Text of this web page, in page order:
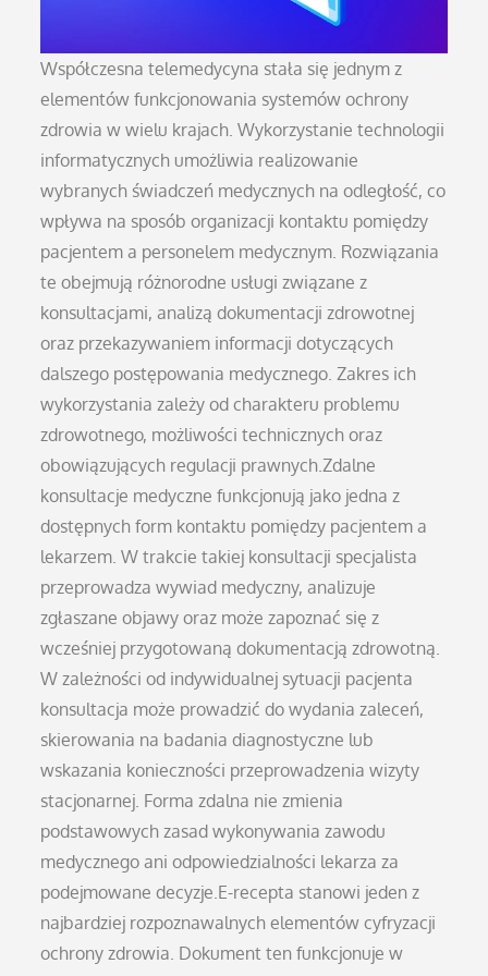
Współczesna telemedycyna stała się jednym z
elementów funkcjonowania systemów ochrony
zdrowia w wielu krajach. Wykorzystanie technologii
informatycznych umożliwia realizowanie
wybranych świadczeń medycznych na odległość, co
wpływa na sposób organizacji kontaktu pomiędzy
pacjentem a personelem medycznym. Rozwiązania
te obejmują różnorodne usługi związane z
konsultacjami, analizą dokumentacji zdrowotnej
oraz przekazywaniem informacji dotyczących
dalszego postępowania medycznego. Zakres ich
wykorzystania zależy od charakteru problemu
zdrowotnego, możliwości technicznych oraz
obowiązujących regulacji prawnych.Zdalne
konsultacje medyczne funkcjonują jako jedna z
dostępnych form kontaktu pomiędzy pacjentem a
lekarzem. W trakcie takiej konsultacji specjalista
przeprowadza wywiad medyczny, analizuje
zgłaszane objawy oraz może zapoznać się z
wcześniej przygotowaną dokumentacją zdrowotną.
W zależności od indywidualnej sytuacji pacjenta
konsultacja może prowadzić do wydania zaleceń,
skierowania na badania diagnostyczne lub
wskazania konieczności przeprowadzenia wizyty
stacjonarnej. Forma zdalna nie zmienia
podstawowych zasad wykonywania zawodu
medycznego ani odpowiedzialności lekarza za
podejmowane decyzje.E-recepta stanowi jeden z
najbardziej rozpoznawalnych elementów cyfryzacji
ochrony zdrowia. Dokument ten funkcjonuje w